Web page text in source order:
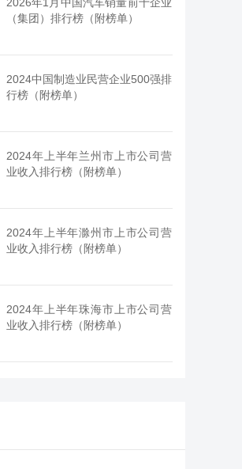
（集团）排行榜（附榜单）
2024中国制造业民营企业500强排
行榜（附榜单）
2024年上半年兰州市上市公司营
业收入排行榜（附榜单）
2024年上半年滁州市上市公司营
业收入排行榜（附榜单）
2024年上半年珠海市上市公司营
业收入排行榜（附榜单）